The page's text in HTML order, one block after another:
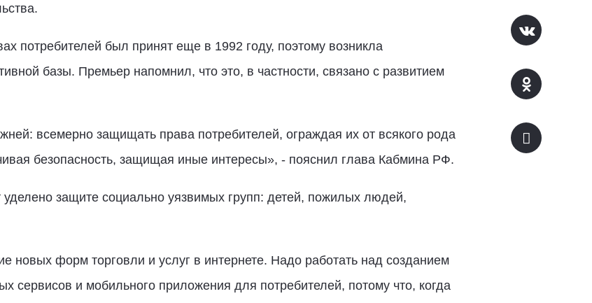
потребителей был принят еще в 1992 году, поэтому возникла
базы. Премьер напомнил, что это, в частности, связано с развитием
всемерно защищать права потребителей, ограждая их от всякого рода
безопасность, защищая иные интересы», - пояснил глава Кабмина РФ.
защите социально уязвимых групп: детей, пожилых людей,
новых форм торговли и услуг в интернете. Надо работать над созданием
и мобильного приложения для потребителей, потому что, когда